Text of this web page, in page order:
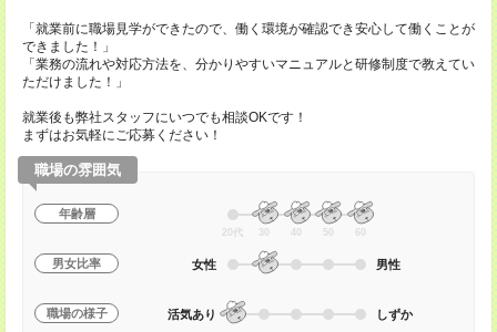
「就業前に職場見学ができたので、働く環境が確認でき安心して働くことが
できました！」
「業務の流れや対応方法を、分かりやすいマニュアルと研修制度で教えてい
ただけました！」
就業後も弊社スタッフにいつでも相談OKです！
まずはお気軽にご応募ください！
職場の雰囲気
年齢層
20代 30 40 50 60
男女比率 女性 男性
職場の様子 活気あり しずか